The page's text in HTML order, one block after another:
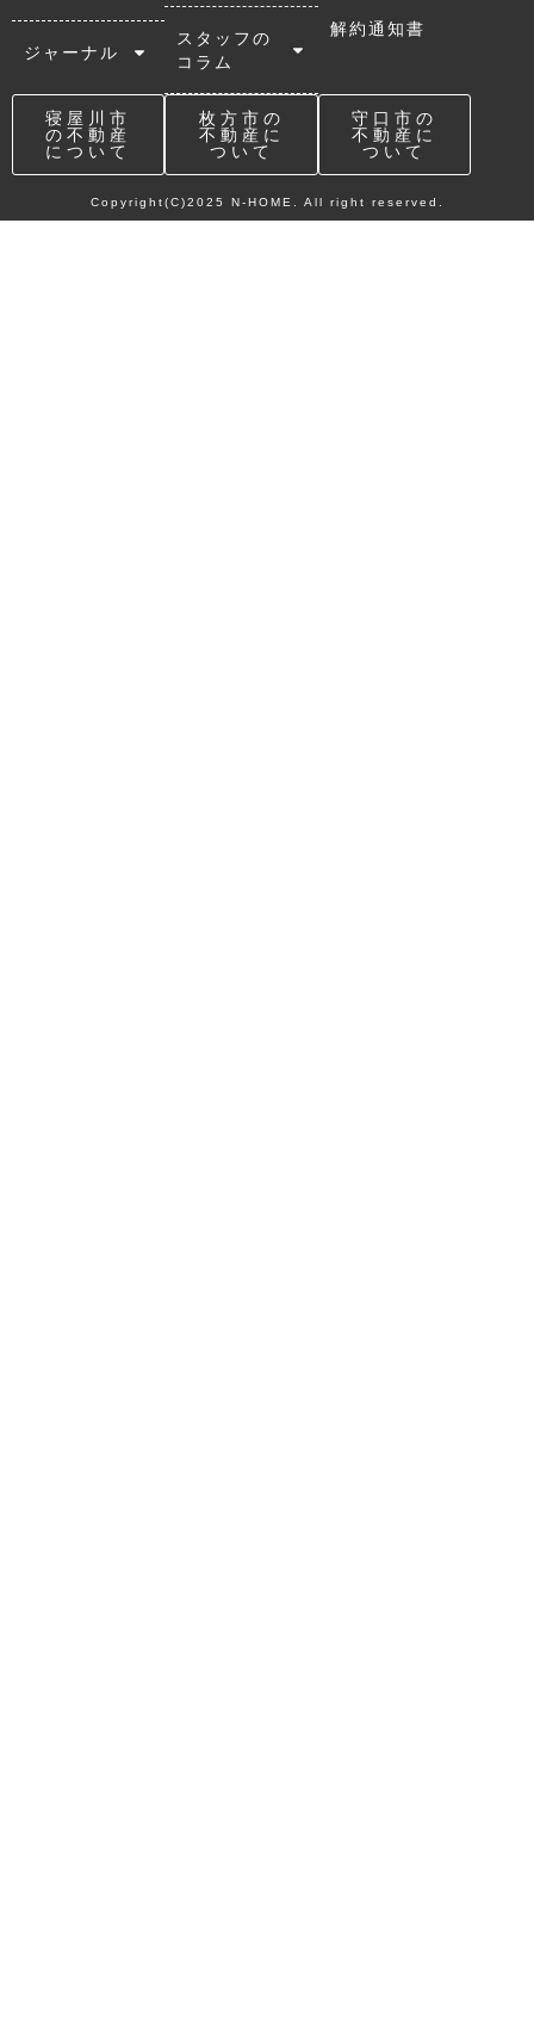
ジャーナル
スタッフの
コラム
解約通知書
寝屋川市
の不動産
について
枚方市の
不動産に
ついて
守口市の
不動産に
ついて
Copyright(C)2025 N-HOME. All right reserved.